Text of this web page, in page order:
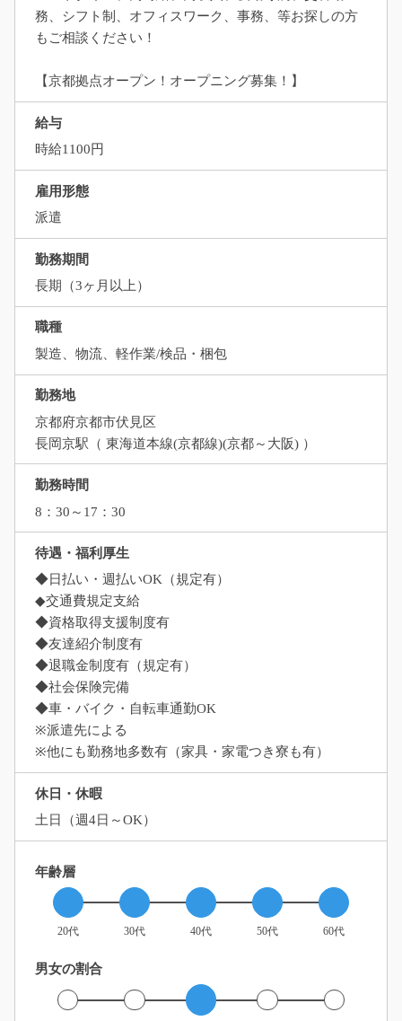
務、シフト制、オフィスワーク、事務、等お探しの方
もご相談ください！
【京都拠点オープン！オープニング募集！】
給与
時給1100円
雇用形態
派遣
勤務期間
長期（3ヶ月以上）
職種
製造、物流、軽作業/検品・梱包
勤務地
京都府京都市伏見区
長岡京駅（ 東海道本線(京都線)(京都～大阪) ）
勤務時間
8：30～17：30
待遇・福利厚生
◆日払い・週払いOK（規定有）
◆交通費規定支給
◆資格取得支援制度有
◆友達紹介制度有
◆退職金制度有（規定有）
◆社会保険完備
◆車・バイク・自転車通勤OK
※派遣先による
※他にも勤務地多数有（家具・家電つき寮も有）
休日・休暇
土日（週4日～OK）
年齢層
20代 30代 40代 50代 60代
男女の割合